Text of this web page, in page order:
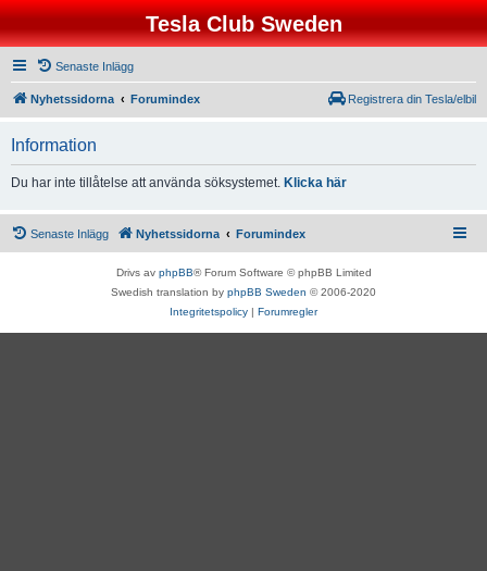
Tesla Club Sweden
Senaste Inlägg
Nyhetssidorna Forumindex Registrera din Tesla/elbil
Information
Du har inte tillåtelse att använda söksystemet. Klicka här
Senaste Inlägg Nyhetssidorna Forumindex
Drivs av phpBB® Forum Software © phpBB Limited
Swedish translation by phpBB Sweden © 2006-2020
Integritetspolicy | Forumregler